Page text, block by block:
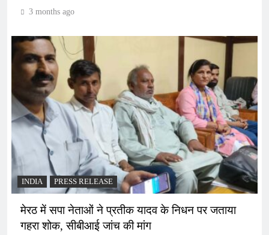
3 months ago
INDIA PRESS RELEASE
मेरठ में सपा नेताओं ने प्रतीक यादव के निधन पर जताया
गहरा शोक, सीबीआई जांच की मांग